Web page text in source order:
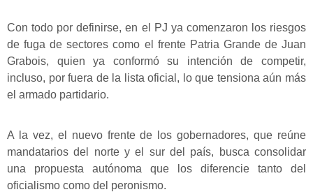
Con todo por definirse, en el PJ ya comenzaron los riesgos
de fuga de sectores como el frente Patria Grande de Juan
Grabois, quien ya conformó su intención de competir,
incluso, por fuera de la lista oficial, lo que tensiona aún más
el armado partidario.
A la vez, el nuevo frente de los gobernadores, que reúne
mandatarios del norte y el sur del país, busca consolidar
una propuesta autónoma que los diferencie tanto del
oficialismo como del peronismo.